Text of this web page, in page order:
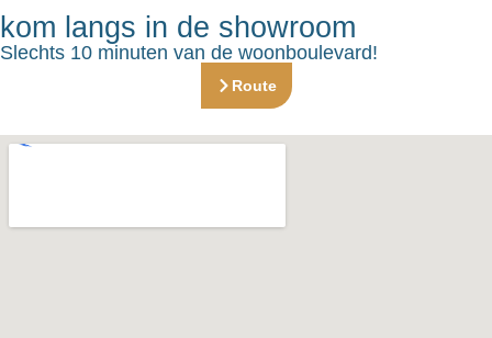
kom langs in de showroom
Slechts 10 minuten van de woonboulevard!
Route